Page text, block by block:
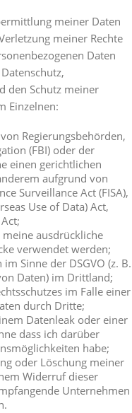
meiner Daten
meiner Rechte
Daten
den Schutz meiner
Einzelnen:
Regierungsbehörden,
(FBI) oder der
einen gerichtlichen
aufgrund von
Surveillance Act (FISA),
Use of Data) Act,
meine ausdrückliche
verwendet werden;
Sinne der DSGVO (z. B.
Daten) im Drittland;
im Falle einer
durch Dritte;
Datenleak oder einer
dass ich darüber
habe;
oder Löschung meiner
Widerruf dieser
Unternehmen